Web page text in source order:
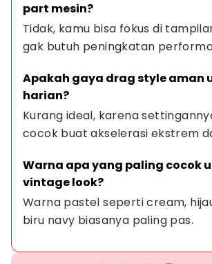
part mesin?
Tidak, kamu bisa fokus di
gak butuh peningkatan
Apakah gaya drag style aman
harian?
Kurang ideal, karena
cocok buat akselerasi ekstrem
Warna apa yang paling cocok
vintage look?
Warna pastel seperti cream,
biru navy biasanya paling pas.